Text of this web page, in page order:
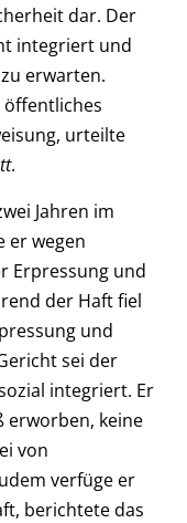
dar. Der
integriert und
erwarten.
öffentliches
urteilte
.
Jahren im
er wegen
Erpressung und
der Haft fiel
und
sei der
integriert. Er
erworben, keine
von
verfüge er
berichtete das